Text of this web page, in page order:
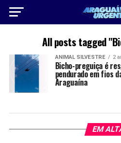
All posts tagged
ANIMAL SILVESTRE 2
Bicho-preguiça é
pendurado em fios
Araguaína
EM